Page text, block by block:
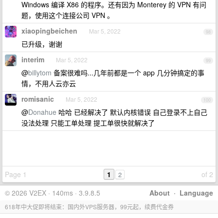
Windows 编译 X86 的程序。还有因为 Monterey 的 VPN 有问
题，使用这个连接公司 VPN 。
98
xiaopingbeichen Mar 5, 2022
已升级，谢谢
99
interim Mar 5, 2022
@billytom 备案很难吗...几年前都是一个 app 几分钟搞定的事
情，不用人云亦云
100
romisanic Mar 5, 2022
@Donahue 哈哈 已经解决了 默认内核错误 自己登录不上自己
没法处理 只能工单处理 提工单很快就解决了
Page 1 of 2
1 2
About · Language
© 2026 V2EX · 140ms · 3.9.8.5
618年中大促即将结束：国内外VPS服务器，99元起，续费代金券